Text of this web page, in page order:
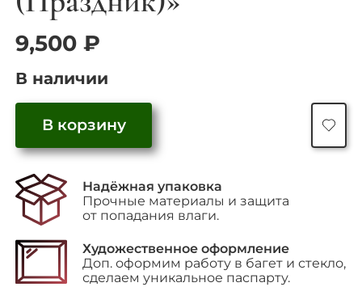
9,500₽
В наличии
В корзину
Надёжная упаковка
Прочные материалы и защита
от попадания влаги.
Художественное оформление
Доп. оформим работу в багет и стекло,
сделаем уникальное паспарту.